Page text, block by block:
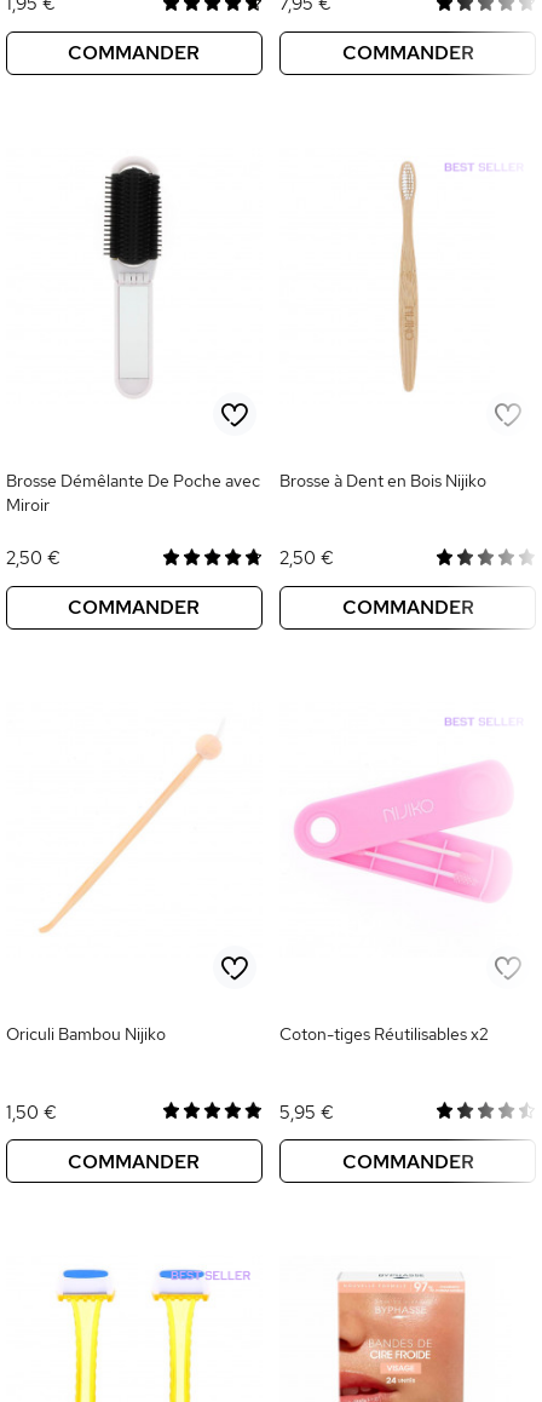
COMMANDER COMMANDER
Brosse Démêlante De Poche avec
Miroir
2,50 €
COMMANDER
Brosse à Dent en Bois Nijiko
2,50 €
COMMANDER
Oriculi Bambou Nijiko
1,50 €
COMMANDER
Coton-tiges Réutilisables x2
5,95 €
COMMANDER